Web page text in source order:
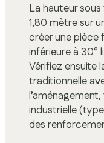
La hauteur
1,80 mètre sur
créer une pièce
inférieure à 30°
Vérifiez ensuite
traditionnelle
industrielle
des